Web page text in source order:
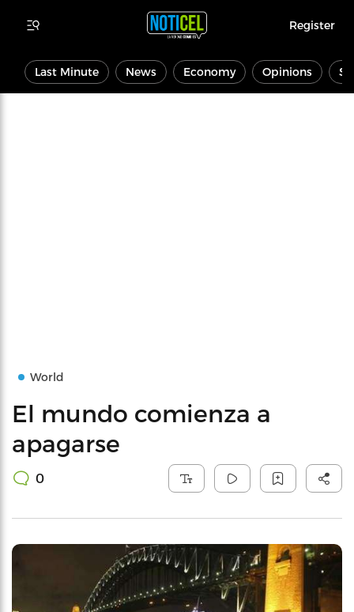
Register
Last Minute News Economy Opinions
World
El mundo comienza a
apagarse
0